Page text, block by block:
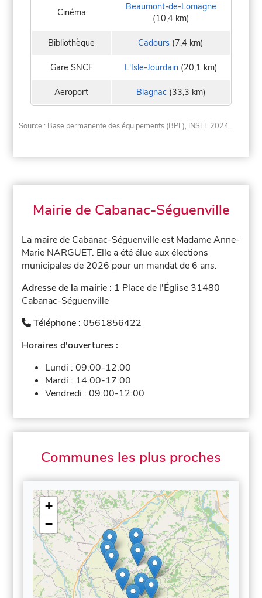
Cinéma
Beaumont-de-Lomagne
(10,4 km)
Bibliothèque Cadours (7,4 km)
Gare SNCF L'Isle-Jourdain(20,1 km)
Aeroport Blagnac(33,3 km)
Source : Base permanente des équipements (BPE), INSEE 2024.
Mairie de Cabanac-Séguenville
La maire de Cabanac-Séguenville est Madame Anne-
Marie NARGUET. Elle a été élue aux élections
municipales de 2026 pour un mandat de 6 ans.
Adresse de la mairie : 1 Place de l'Église 31480
Cabanac-Séguenville
Téléphone :0561856422
Horaires d'ouvertures :
Lundi :09:00-12:00
Mardi : 14:00-17:00
Vendredi :09:00-12:00
Communes les plus proches
+
−